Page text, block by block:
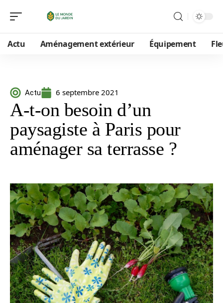
Actu Aménagement extérieur Équipement
Actu 6 septembre 2021
A-t-on besoin d’un
paysagiste à Paris pour
aménager sa terrasse ?